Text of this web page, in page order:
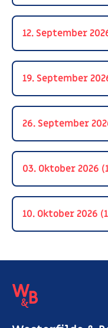
12. September
19. September
26. September
03. Oktober 2026
10. Oktober 2026